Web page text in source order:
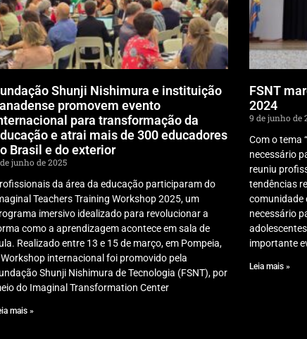
Shunji Nishimura e instituição
promovem evento
para transformação da
e atrai mais de 300 educadores
Brasil e do exterior
junho de 2025
da área da educação participaram do
Teachers Training Workshop 2025, um
imersivo idealizado para revolucionar a
como a aprendizagem acontece em sala de
Realizado entre 13 e 15 de março, em Pompeia,
internacional foi promovido pela
Shunji Nishimura de Tecnologia (FSNT), por
do Imaginal Transformation Center
mais »
FSNT
2024
9 de junho de
Com o tema
necessário
reuniu
tendências
comunidade
necessário
importante
Leia mais »